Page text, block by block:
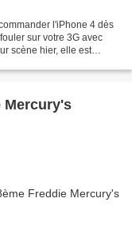
l'iPhone 4 dès
sur votre 3G avec
scène hier, elle est
Mercury's